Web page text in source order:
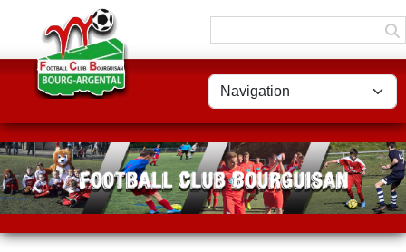
Panneau de gestion des cookies